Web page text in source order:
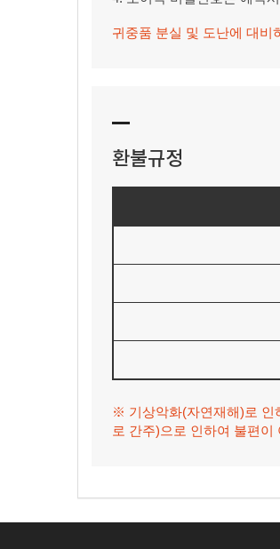
귀중품 분실 및 도난에 대비
환불규정
※ 기상악화(자연재해)로 인
로 간주)으로 인하여 불편이